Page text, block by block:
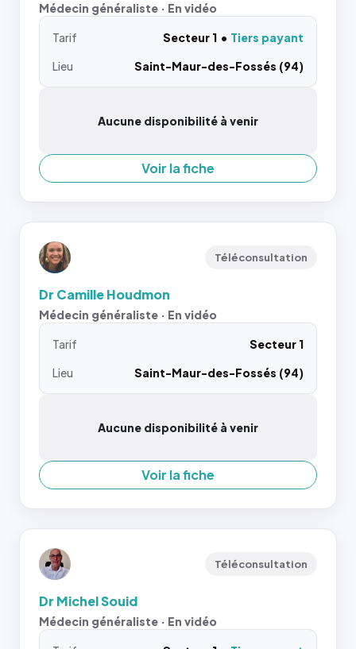
Médecin généraliste · En vidéo
Tarif Secteur 1
Tiers payant
Lieu
Saint-Maur-des-Fossés (94)
Aucune disponibilité à venir
Voir la fiche
Téléconsultation
Dr Camille Houdmon
Médecin généraliste · En vidéo
Tarif
Secteur 1
Lieu
Saint-Maur-des-Fossés (94)
Aucune disponibilité à venir
Voir la fiche
Téléconsultation
Dr Michel Souid
Médecin généraliste · En vidéo